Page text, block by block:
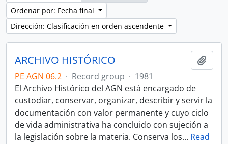
Ordenar por: Fecha final
Dirección: Clasificación en orden ascendente
ARCHIVO HISTÓRICO
PE AGN 06.2 · Record group · 1981
El Archivo Histórico del AGN está encargado de
custodiar, conservar, organizar, describir y servir la
documentación con valor permanente y cuyo ciclo
de vida administrativa ha concluido con sujeción a
la legislación sobre la materia. Conserva los… Read